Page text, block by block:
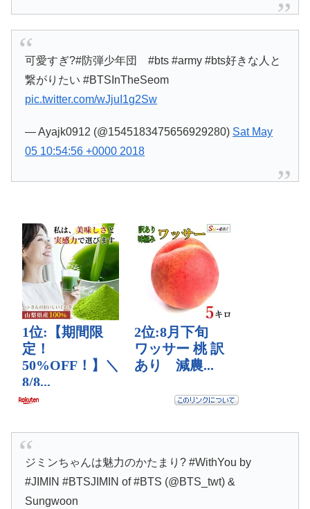
可愛すぎ?#防弾少年団 #bts #army #bts好きな人と
繋がりたい #BTSInTheSeom
pic.twitter.com/wJjuI1g2Sw
— Ayajk0912 (@1545183475656929280) Sat May
05 10:54:56 +0000 2018
ジミンちゃんは魅力のかたまり? #WithYou by
#JIMIN #BTSJIMIN of #BTS (@BTS_twt) &
Sungwoon